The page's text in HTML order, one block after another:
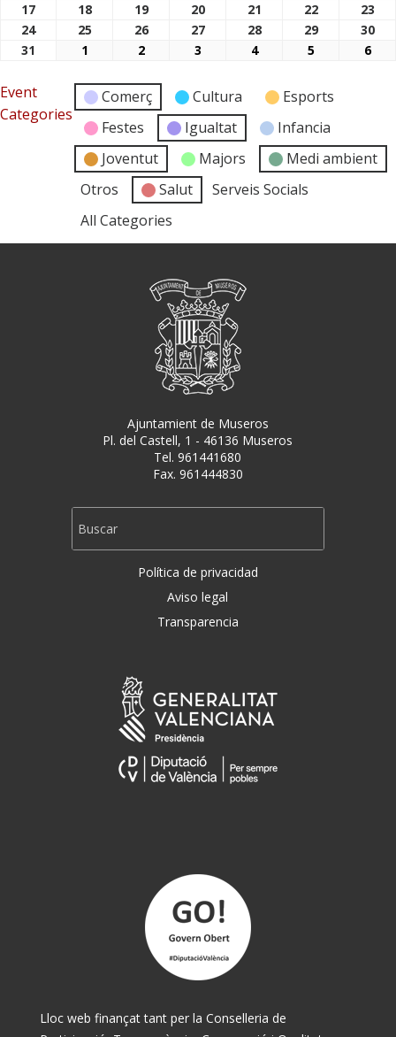
17 17/08/2026
18 18/08/2026
19 19/08/2026
20 20/08/2026
21 21/08/2026
22 22/08/2026
23
24 24/08/2026
25 25/08/2026
26 26/08/2026
27 27/08/2026
28 28/08/2026
29 29/08/2026
30
31
31/08/2026
1 01/09/2026
2 02/09/2026
3 03/09/2026
404/09/2026
5 05/09/2026
606/
Event
Categories
Comerç Cultura
Esports
Festes
Igualtat
Infancia
Joventut
Majors
Medi ambient
Otros
Salut
Serveis Socials
All Categories
Ajuntamient de Museros
Pl. del Castell, 1 - 46136 Museros
Tel. 961441680
Fax. 961444830
Política de privacidad
Aviso legal
Transparencia
Lloc web finançat tant per la Conselleria de